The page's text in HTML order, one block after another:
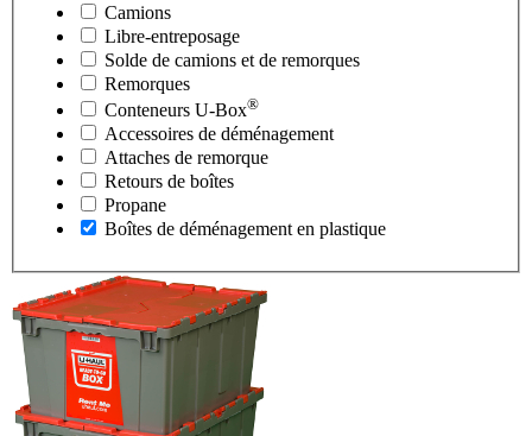
Camions
Libre-entreposage
Solde de camions et de remorques
Remorques
Conteneurs U-Box®
Accessoires de déménagement
Attaches de remorque
Retours de boîtes
Propane
Boîtes de déménagement en plastique